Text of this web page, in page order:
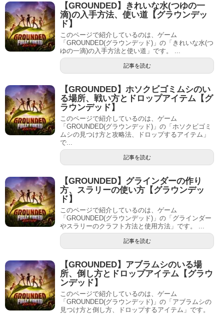
【GROUNDED】きれいな水(つゆの一
滴)の入手方法、使い道【グラウンデッ
ド】
このページで紹介しているのは、ゲーム
「GROUNDED(グラウンデッド)」の「きれいな水(つ
ゆの一滴)の入手方法と使い道」です。 ...
記事を読む
【GROUNDED】ホソクビゴミムシのい
る場所、戦い方とドロップアイテム【グ
ラウンデッド】
このページで紹介しているのは、ゲーム
「GROUNDED(グラウンデッド)」の「ホソクビゴミ
ムシの見つけ方と攻略法、ドロップするアイテム」
で...
記事を読む
【GROUNDED】グラインダーの作り
方、スラリーの使い方【グラウンデッ
ド】
このページで紹介しているのは、ゲーム
「GROUNDED(グラウンデッド)」の「グラインダー
やスラリーのクラフト方法と使用方法」です。 ...
記事を読む
【GROUNDED】アブラムシのいる場
所、倒し方とドロップアイテム【グラウ
ンデッド】
このページで紹介しているのは、ゲーム
「GROUNDED(グラウンデッド)」の「アブラムシの
見つけ方と倒し方、ドロップするアイテム」です。